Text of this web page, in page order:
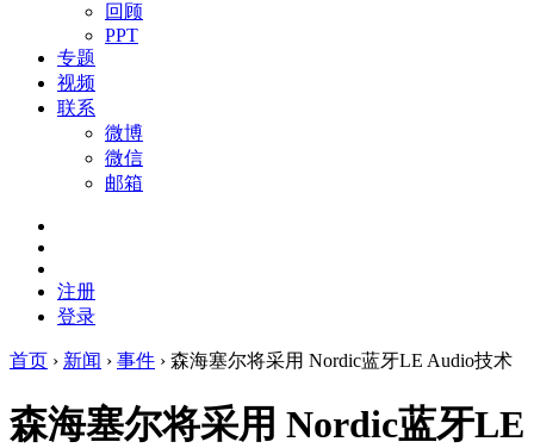
回顾
PPT
专题
视频
联系
微博
微信
邮箱
注册
登录
首页 › 新闻 › 事件 › 森海塞尔将采用 Nordic蓝牙LE Audio技术
森海塞尔将采用 Nordic蓝牙LE